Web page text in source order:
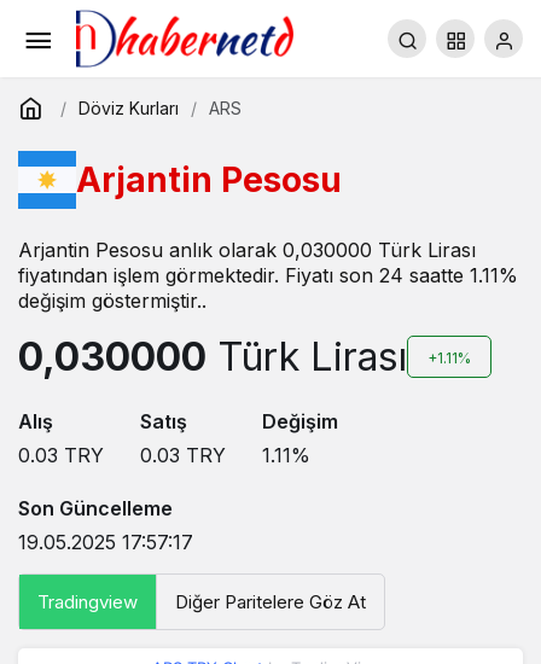
Döviz Kurları ARS
Arjantin Pesosu
Arjantin Pesosu anlık olarak 0,030000 Türk Lirası
fiyatından işlem görmektedir. Fiyatı son 24 saatte 1.11%
değişim göstermiştir..
0,030000 Türk Lirası +1.11%
Alış
0.03 TRY
Satış
0.03 TRY
Değişim
1.11%
Son Güncelleme
19.05.2025 17:57:17
Tradingview Diğer Paritelere Göz At